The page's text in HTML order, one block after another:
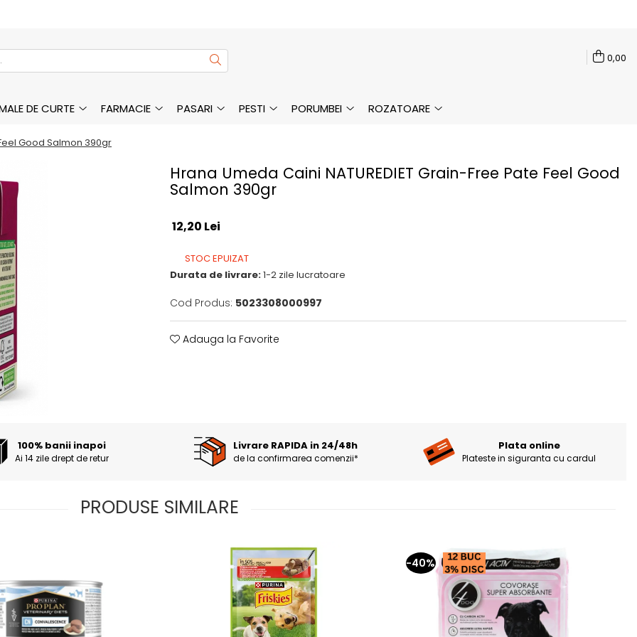
0,00
DE CURTE FARMACIE PASARI PESTI PORUMBEI ROZATOARE
Good Salmon 390gr
Hrana Umeda Caini NATUREDIET Grain-Free Pate Feel Good
Salmon 390gr
12,20 Lei
STOC EPUIZAT
Durata de livrare:1-2 zile lucratoare
Cod Produs: 5023308000997
Adauga la Favorite
100% banii inapoi
Ai 14 zile drept de retur
Livrare RAPIDA in 24/48h
de la confirmarea comenzii*
Plata online
Plateste in siguranta cu cardul
PRODUSE SIMILARE
-40%